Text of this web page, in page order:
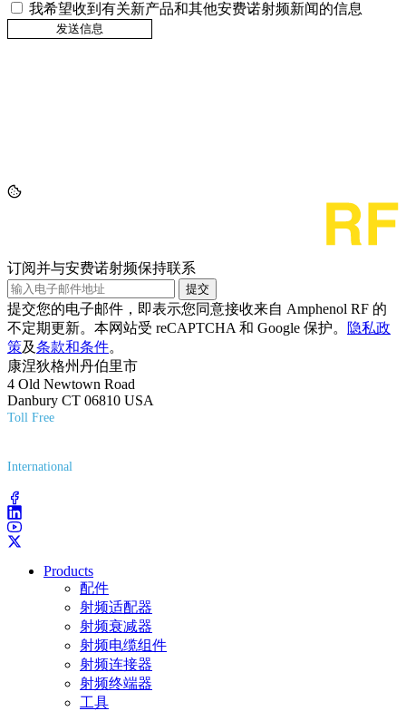
我希望收到有关新产品和其他安费诺射频新闻的信息
订阅并与安费诺射频保持联系
提交
提交您的电子邮件，即表示您同意接收来自 Amphenol RF 的
不定期更新。本网站受 reCAPTCHA 和 Google 保护。
隐私政
策及条款和条件。
康涅狄格州丹伯里市
4 Old Newtown Road
Danbury CT 06810 USA
Toll Free
International
Products
配件
射频适配器
射频衰减器
射频电缆组件
射频连接器
射频终端器
工具